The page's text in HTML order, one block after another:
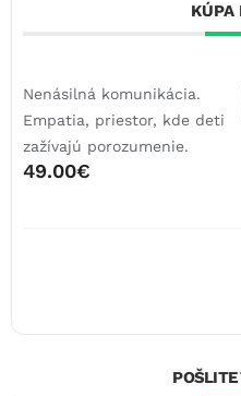
KÚPA
Nenásilná komunikácia.
Empatia, priestor, kde deti
zažívajú porozumenie.
49.00€